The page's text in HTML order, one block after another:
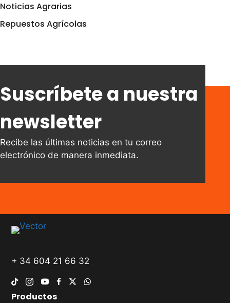
Noticias Agrarias
Repuestos Agrícolas
Suscríbete a nuestra
newsletter
Recibe las últimas noticias en tu correo
electrónico de manera inmediata.
+ 34 604 21 66 32
Productos